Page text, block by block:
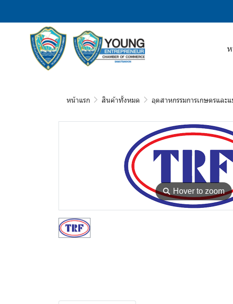
หน้าแรก สินค้าทั้งหมด อุตสาหกรรมการเกษตรและ
⚲ Hover to zoom